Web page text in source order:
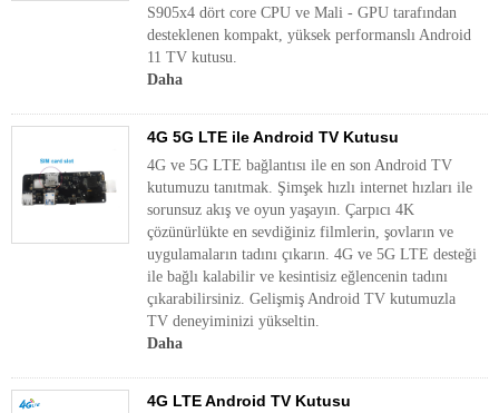
S905x4 dört core CPU ve Mali - GPU tarafından
desteklenen kompakt, yüksek performanslı Android
11 TV kutusu.
Daha
4G 5G LTE ile Android TV Kutusu
4G ve 5G LTE bağlantısı ile en son Android TV
kutumuzu tanıtmak. Şimşek hızlı internet hızları ile
sorunsuz akış ve oyun yaşayın. Çarpıcı 4K
çözünürlükte en sevdiğiniz filmlerin, şovların ve
uygulamaların tadını çıkarın. 4G ve 5G LTE desteği
ile bağlı kalabilir ve kesintisiz eğlencenin tadını
çıkarabilirsiniz. Gelişmiş Android TV kutumuzla
TV deneyiminizi yükseltin.
Daha
4G LTE Android TV Kutusu